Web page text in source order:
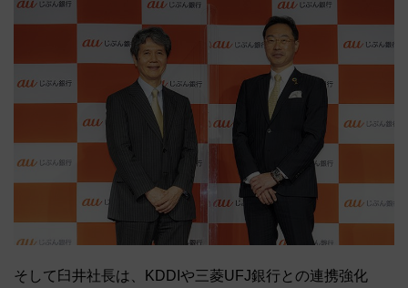
そして臼井社長は、KDDIや三菱UFJ銀行との連携強化